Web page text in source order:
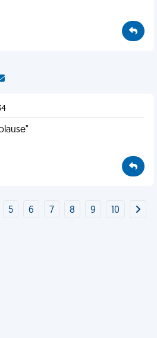
5 6 7 8 9 10